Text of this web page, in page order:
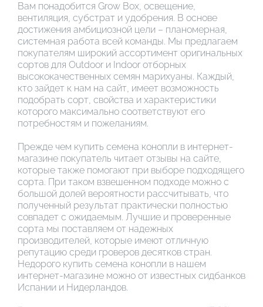
Вам понадобится Grow Box, освещение,
вентиляция, субстрат и удобрения. В основе
достижения амбициозной цели – планомерная,
системная работа всей команды. Мы предлагаем
покупателям широкий ассортимент оригинальных
сортов для Outdoor и Indoor отборных
высококачественных семян марихуаны. Каждый,
кто зайдет к нам на сайт, имеет возможность
подобрать сорт, свойства и характеристики
которого максимально соответствуют его
потребностям и пожеланиям.
Прежде чем купить семена конопли в интернет-
магазине покупатель читает отзывы на сайте,
которые также помогают при выборе подходящего
сорта. При таком взвешенном подходе можно с
большой долей вероятности рассчитывать, что
полученный результат практически полностью
совпадет с ожидаемым. Лучшие и проверенные
сорта мы поставляем от надежных
производителей, которые имеют отличную
репутацию среди гроверов десятков стран.
Недорого купить семена конопли в нашем
интернет-магазине можно от известных сидбанков
Испании и Нидерландов.